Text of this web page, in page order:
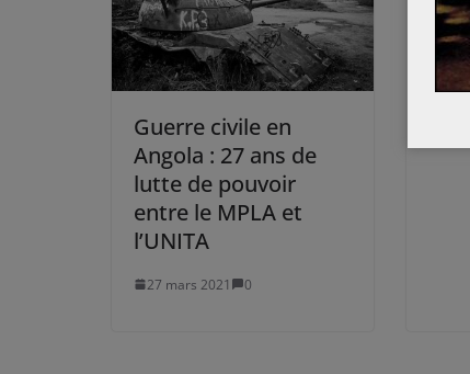
Guerre civile en
Angola : 27 ans de
lutte de pouvoir
entre le MPLA et
l’UNITA
27 mars 2021 0
de
(1/
27